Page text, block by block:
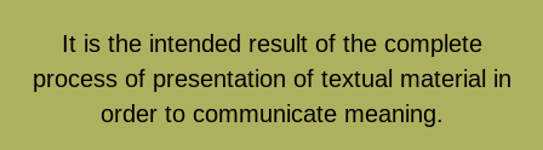
It is the intended result of the complete
process of presentation of textual material in
order to communicate meaning.